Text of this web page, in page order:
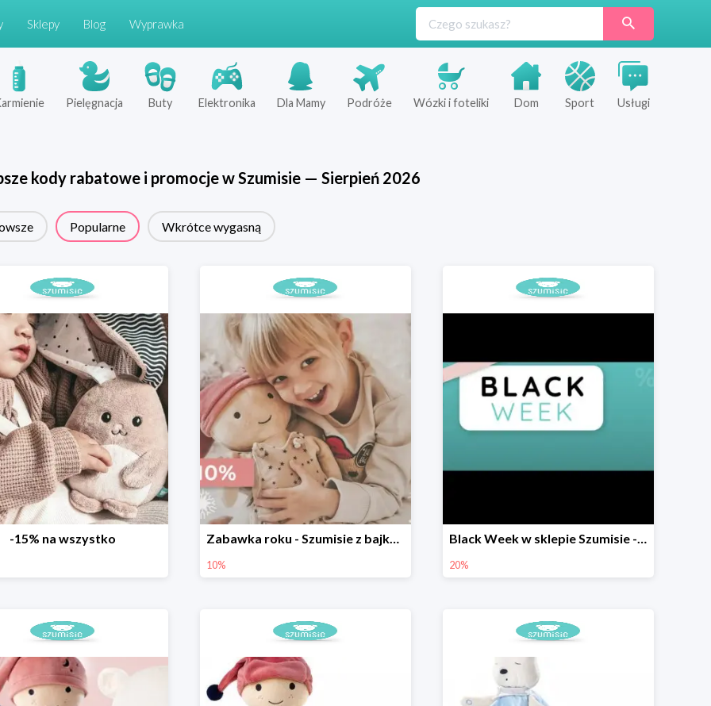
Sklepy Blog Wyprawka
Pielęgnacja Buty Elektronika Dla Mamy Podróże Wózki i foteliki Dom Sport Usługi
kody rabatowe i promocje wSzumisie— Sierpień 2026
Popularne Wkrótce wygasną
-15% na wszystko Zabawka roku - Szumisie z bajkami w sklepie Szumisie -10%
10%
Black Week w sklepie Szumisie - wszystkie Szumisie -20%
20%